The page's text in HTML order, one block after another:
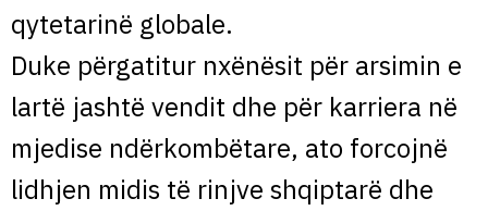
qytetarinë globale.
Duke përgatitur nxënësit për arsimin e
lartë jashtë vendit dhe për karriera në
mjedise ndërkombëtare, ato forcojnë
lidhjen midis të rinjve shqiptarë dhe